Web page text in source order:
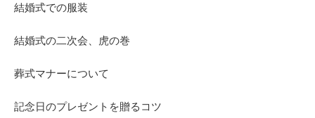
結婚式での服装
結婚式の二次会、虎の巻
葬式マナーについて
記念日のプレゼントを贈るコツ